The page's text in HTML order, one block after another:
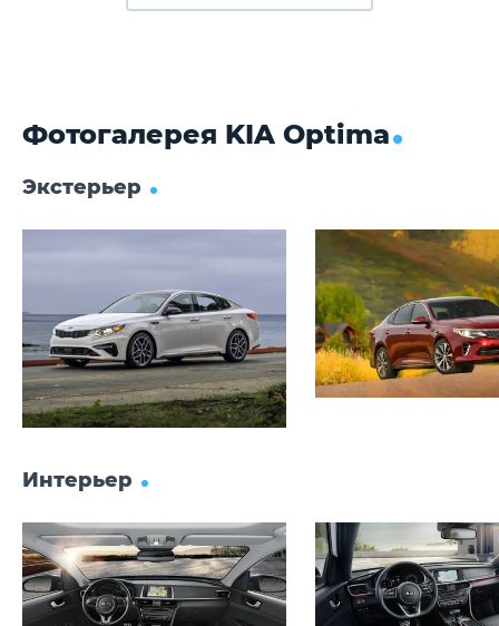
Дисковые вентилируемые
Фотогалерея KIA Optima
Экстерьер
Интерьер